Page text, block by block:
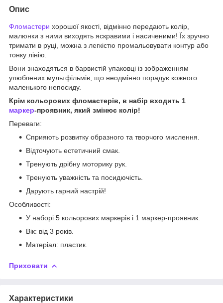
Опис
Фломастери хорошої якості, відмінно передають колір,
малюнки з ними виходять яскравими і насиченими! Їх зручно
тримати в руці, можна з легкістю промальовувати контур або
тонку лінію.
Вони знаходяться в барвистій упаковці із зображенням
улюблених мультфільмів, що неодмінно порадує кожного
маленького непосиду.
Крім кольорових фломастерів, в набір входить 1
маркер-проявник, який змінює колір!
Переваги:
Сприяють розвитку образного та творчого мислення.
Відточують естетичний смак.
Тренують дрібну моторику рук.
Тренують уважність та посидючість.
Дарують гарний настрій!
Особливості:
У наборі 5 кольорових маркерів і 1 маркер-проявник.
Вік: від 3 років.
Матеріал: пластик.
Приховати
Характеристики